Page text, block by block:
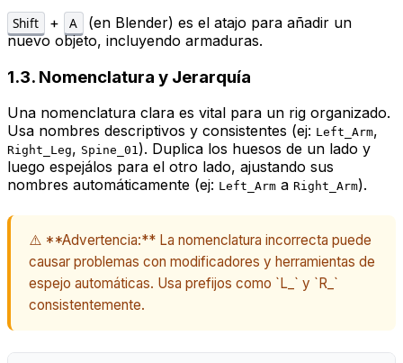
Shift + A
(en Blender) es el atajo para añadir un
nuevo objeto, incluyendo armaduras.
1.3. Nomenclatura y Jerarquía
Una nomenclatura clara es vital para un rig organizado.
Usa nombres descriptivos y consistentes (ej: Left_Arm,
Right_Leg, Spine_01). Duplica los huesos de un lado y
luego espejálos para el otro lado, ajustando sus
nombres automáticamente (ej: Left_Arm a Right_Arm).
⚠️ **Advertencia:** La nomenclatura incorrecta puede
causar problemas con modificadores y herramientas de
espejo automáticas. Usa prefijos como `L_` y `R_`
consistentemente.